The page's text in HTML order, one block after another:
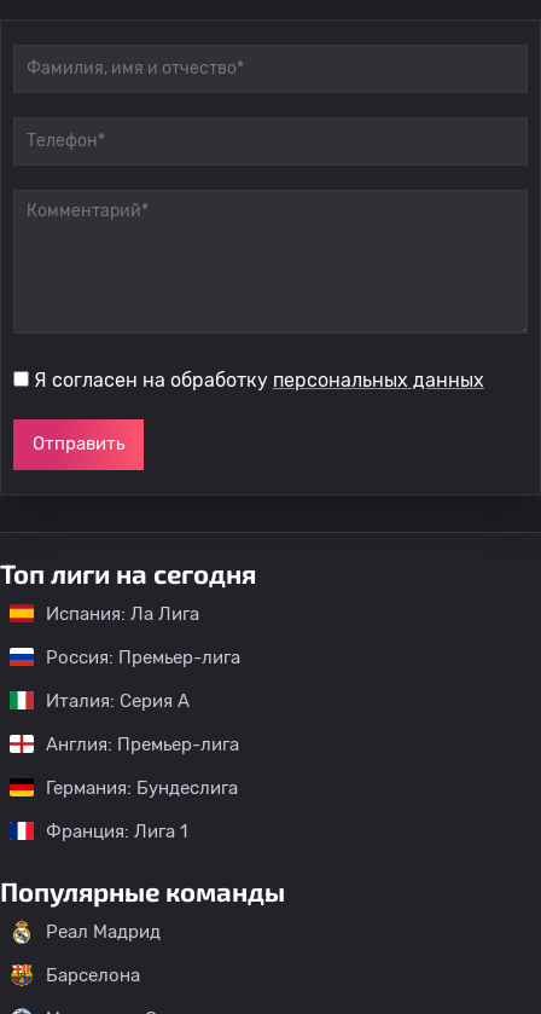
Я согласен на обработку персональных данных
Отправить
Топ лиги на сегодня
Испания: Ла Лига
Россия: Премьер-лига
Италия: Серия А
Англия: Премьер-лига
Германия: Бундеслига
Франция: Лига 1
Популярные команды
Реал Мадрид
Барселона